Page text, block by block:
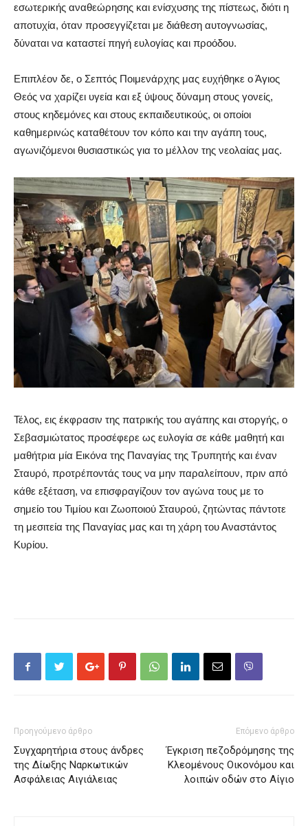
εσωτερικής αναθεώρησης και ενίσχυσης της πίστεως, διότι η
αποτυχία, όταν προσεγγίζεται με διάθεση αυτογνωσίας,
δύναται να καταστεί πηγή ευλογίας και προόδου.
Επιπλέον δε, ο Σεπτός Ποιμενάρχης μας ευχήθηκε ο Άγιος
Θεός να χαρίζει υγεία και εξ ύψους δύναμη στους γονείς,
στους κηδεμόνες και στους εκπαιδευτικούς, οι οποίοι
καθημερινώς καταθέτουν τον κόπο και την αγάπη τους,
αγωνιζόμενοι θυσιαστικώς για το μέλλον της νεολαίας μας.
Τέλος, εις έκφρασιν της πατρικής του αγάπης και στοργής, ο
Σεβασμιώτατος προσέφερε ως ευλογία σε κάθε μαθητή και
μαθήτρια μία Εικόνα της Παναγίας της Τρυπητής και έναν
Σταυρό, προτρέποντάς τους να μην παραλείπουν, πριν από
κάθε εξέταση, να επισφραγίζουν τον αγώνα τους με το
σημείο του Τιμίου και Ζωοποιού Σταυρού, ζητώντας πάντοτε
τη μεσιτεία της Παναγίας μας και τη χάρη του Αναστάντος
Κυρίου.
Προηγούμενο άρθρο
Συγχαρητήρια στους άνδρες
της Δίωξης Ναρκωτικών
Ασφάλειας Αιγιάλειας
Επόμενο άρθρο
Έγκριση πεζοδρόμησης της
Κλεομένους Οικονόμου και
λοιπών οδών στο Αίγιο